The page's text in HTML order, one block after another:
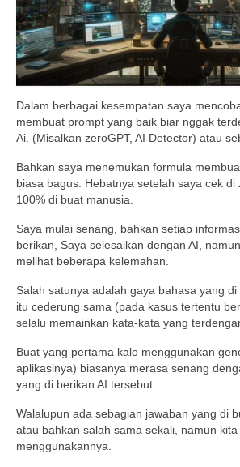
Dalam berbagai kesempatan saya
membuat prompt yang baik biar nggak
Ai. (Misalkan zeroGPT, AI Detector) atau
Bahkan saya menemukan formula
biasa bagus. Hebatnya setelah saya cek di
100% di buat manusia.
Saya mulai senang, bahkan setiap
berikan, Saya selesaikan dengan AI,
melihat beberapa kelemahan.
Salah satunya adalah gaya bahasa yang
itu cederung sama (pada kasus tertentu
selalu memainkan kata-kata yang
Buat yang pertama kalo menggunakan
aplikasinya) biasanya merasa senang
yang di berikan AI tersebut.
Walalupun ada sebagian jawaban yang di
atau bahkan salah sama sekali, namun
menggunakannya.